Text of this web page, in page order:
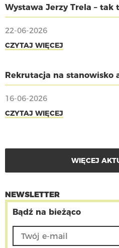
Wystawa Jerzy Trela – tak
22-06-2026
CZYTAJ WIĘCEJ
Rekrutacja na
16-06-2026
CZYTAJ WIĘCEJ
WIĘCEJ
NEWSLETTER
Bądź na bieżąco